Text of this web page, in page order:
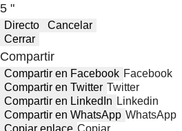
5 "
Directo
Cancelar
Cerrar
Compartir
Compartir en Facebook Facebook
Compartir en Twitter Twitter
Compartir en LinkedIn Linkedin
Compartir en WhatsApp WhatsApp